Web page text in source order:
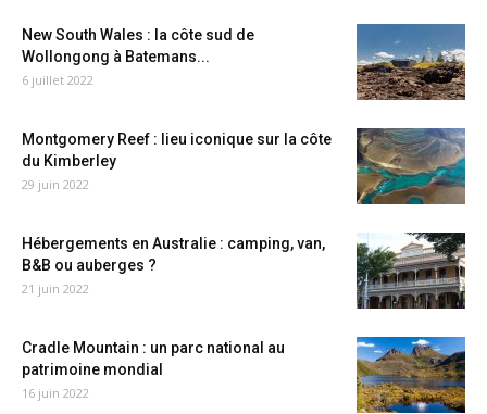
New South Wales : la côte sud de
Wollongong à Batemans...
6 juillet 2022
Montgomery Reef : lieu iconique sur la côte
du Kimberley
29 juin 2022
Hébergements en Australie : camping, van,
B&B ou auberges ?
21 juin 2022
Cradle Mountain : un parc national au
patrimoine mondial
16 juin 2022